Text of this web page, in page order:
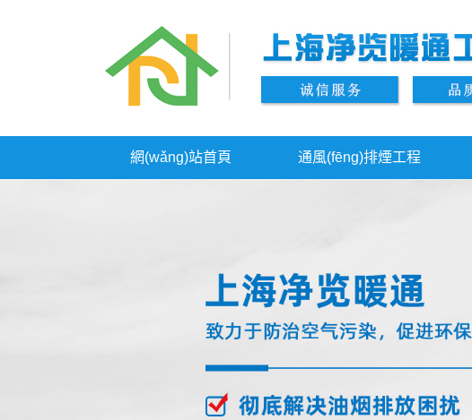
網(wǎng)站首頁 通風(fēng)排煙工程